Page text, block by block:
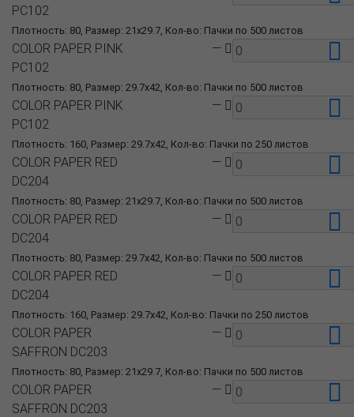
Плотность: 80, Размер: 21x29.7, Кол-во: Пачки по 500 листов
PC102
Плотность: 80, Размер: 29.7x42, Кол-во: Пачки по 500 листов
COLOR PAPER PINK
PC102
—
Плотность: 160, Размер: 29.7x42, Кол-во: Пачки по 250 листов
COLOR PAPER PINK
PC102
—
Плотность: 80, Размер: 21x29.7, Кол-во: Пачки по 500 листов
COLOR PAPER RED
DC204
—
Плотность: 80, Размер: 29.7x42, Кол-во: Пачки по 500 листов
COLOR PAPER RED
DC204
—
Плотность: 160, Размер: 29.7x42, Кол-во: Пачки по 250 листов
COLOR PAPER RED
DC204
—
Плотность: 80, Размер: 21x29.7, Кол-во: Пачки по 500 листов
COLOR PAPER
SAFFRON DC203
—
COLOR PAPER
SAFFRON DC203
—